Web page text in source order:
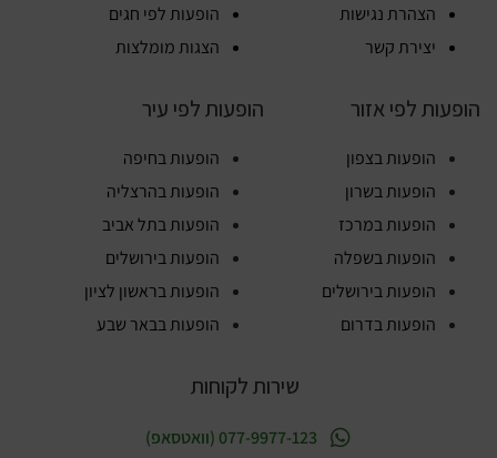
הצהרת נגישות
יצירת קשר
הופעות לפי חגים
הצגות מומלצות
הופעות לפי אזור
הופעות בצפון
הופעות בשרון
הופעות במרכז
הופעות בשפלה
הופעות בירושלים
הופעות בדרום
הופעות לפי עיר
הופעות בחיפה
הופעות בהרצליה
הופעות בתל אביב
הופעות בירושלים
הופעות בראשון לציון
הופעות בבאר שבע
שירות לקוחות
077-9977-123 (וואטסאפ)